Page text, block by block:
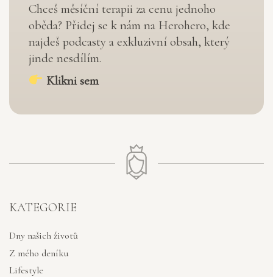
Chceš měsíční terapii za cenu jednoho
oběda? Přidej se k nám na Herohero, kde
najdeš podcasty a exkluzivní obsah, který
jinde nesdílím.
Klikni sem
KATEGORIE
Dny našich životů
Z mého deníku
Lifestyle